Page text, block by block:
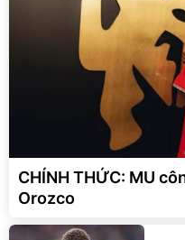
CHÍNH THỨC: MU
Orozco